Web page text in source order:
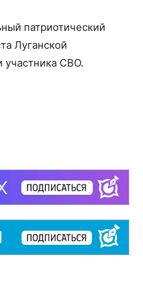
патриотический
Луганской
участника СВО.